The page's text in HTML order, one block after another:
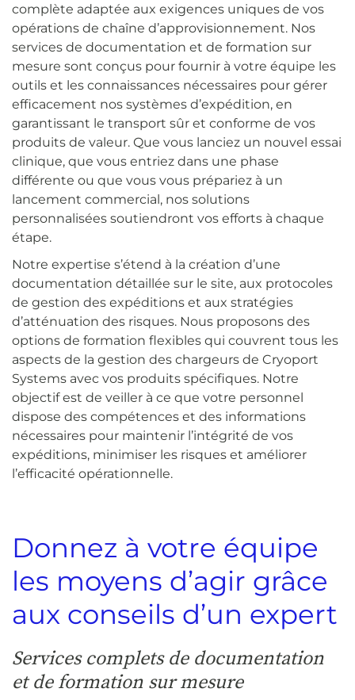
complète adaptée aux exigences uniques de vos
opérations de chaîne d’approvisionnement. Nos
services de documentation et de formation sur
mesure sont conçus pour fournir à votre équipe les
outils et les connaissances nécessaires pour gérer
efficacement nos systèmes d’expédition, en
garantissant le transport sûr et conforme de vos
produits de valeur. Que vous lanciez un nouvel essai
clinique, que vous entriez dans une phase
différente ou que vous vous prépariez à un
lancement commercial, nos solutions
personnalisées soutiendront vos efforts à chaque
étape.
Notre expertise s’étend à la création d’une
documentation détaillée sur le site, aux protocoles
de gestion des expéditions et aux stratégies
d’atténuation des risques. Nous proposons des
options de formation flexibles qui couvrent tous les
aspects de la gestion des chargeurs de Cryoport
Systems avec vos produits spécifiques. Notre
objectif est de veiller à ce que votre personnel
dispose des compétences et des informations
nécessaires pour maintenir l’intégrité de vos
expéditions, minimiser les risques et améliorer
l’efficacité opérationnelle.
Donnez à votre équipe
les moyens d’agir grâce
aux conseils d’un expert
Services complets de documentation
et de formation sur mesure